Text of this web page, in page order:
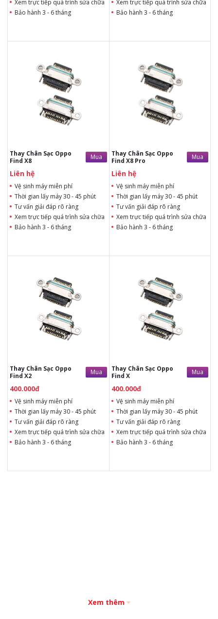
Xem trực tiếp quá trình sửa chữa
Bảo hành 3 - 6 tháng
Xem trực tiếp quá trình sửa chữa
Bảo hành 3 - 6 tháng
Thay Chân Sạc Oppo
Find X8
Mua
Liên hệ
Vệ sinh máy miễn phí
Thời gian lấy máy 30 - 45 phút
Tư vấn giải đáp rõ ràng
Xem trực tiếp quá trình sửa chữa
Bảo hành 3 - 6 tháng
Liên hệ
Vệ sinh máy miễn phí
Thời gian lấy máy 30 - 45
phút
Tư vấn giải đáp rõ ràng
Xem trực tiếp quá trình
thay/ép mặt kính
Tùy ý lựa chọn mặt
Thay Chân Sạc Oppo
Find X8 Pro
Mua
Liên hệ
Vệ sinh máy miễn phí
Thời gian lấy máy 30 - 45 phút
Tư vấn giải đáp rõ ràng
Xem trực tiếp quá trình sửa chữa
Bảo hành 3 - 6 tháng
Liên hệ Liên hệ
Vệ sinh máy miễn phí
Thời gian lấy máy 30 - 45
Tư vấn giải đáp rõ ràng
Xem trực tiếp quá trình
thay/ép mặt kính
Tùy ý lựa chọn mặt
Thay Chân Sạc Oppo
Find X2
Mua
400.000đ
Vệ sinh máy miễn phí
Thời gian lấy máy 30 - 45 phút
Tư vấn giải đáp rõ ràng
Xem trực tiếp quá trình sửa chữa
Bảo hành 3 - 6 tháng
Liên hệ
Vệ sinh máy miễn phí
Thời gian lấy máy 30 - 45
Tư vấn giải đáp rõ ràng
Xem trực tiếp quá trình
thay/ép mặt kính
Tùy ý lựa chọn mặt
Thay Chân Sạc Oppo
Find X
Mua
400.000đ
Vệ sinh máy miễn phí
Thời gian lấy máy 30 - 45 phút
Tư vấn giải đáp rõ ràng
Xem trực tiếp quá trình sửa chữa
Bảo hành 3 - 6 tháng
Liên hệ
Vệ sinh máy miễn phí
Thời gian lấy máy 30 - 45
phút
Tư vấn giải đáp rõ ràng
Xem trực tiếp quá trình
thay/ép mặt kính
Tùy ý lựa chọn mặt
Xem thêm